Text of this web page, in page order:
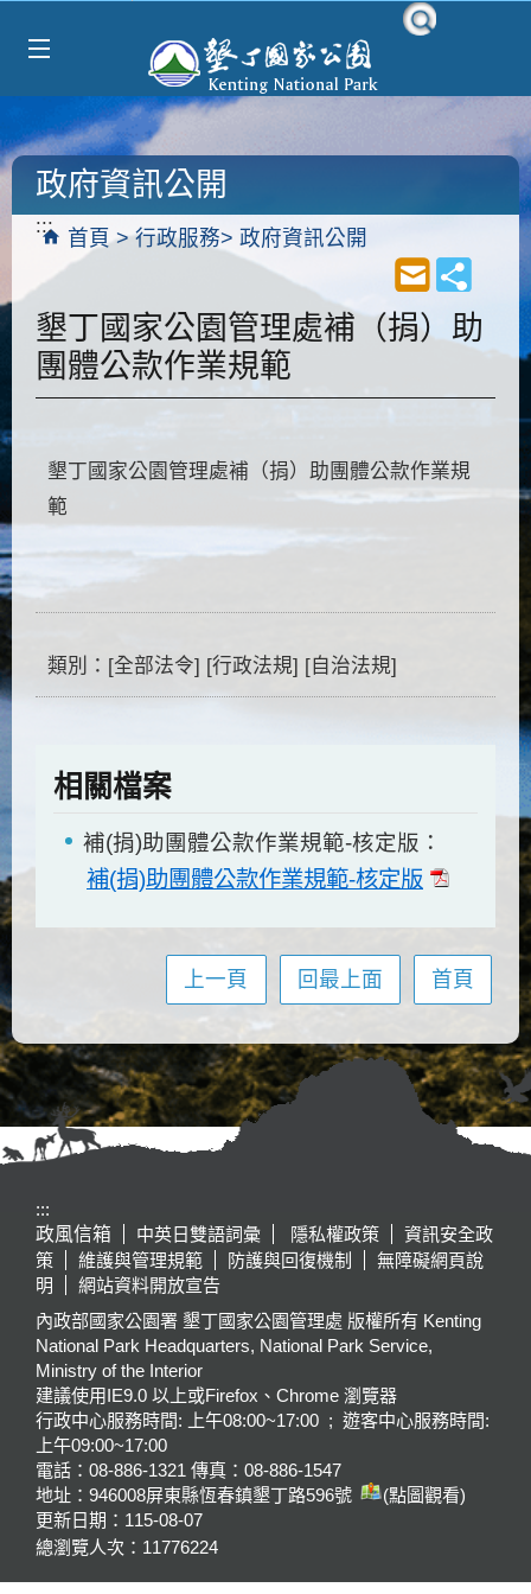
:::
首頁 行政服務 政府資訊公開
政府資訊公開
墾丁國家公園管理處補（捐）助
團體公款作業規範
墾丁國家公園管理處補（捐）助團體公款作業規
範
類別：[全部法令] [行政法規] [自治法規]
相關檔案
補(捐)助團體公款作業規範-核定版：
補(捐)助團體公款作業規範-核定版
上一頁 回最上面 首頁
:::
政風信箱
中英日雙語詞彙 隱私權政策
資訊安全政
策
維護與管理規範 防護與回復機制
無障礙網頁說
明
網站資料開放宣告
內政部國家公園署 墾丁國家公園管理處 版權所有 Kenting
National Park Headquarters, National Park Service,
Ministry of the Interior
建議使用IE9.0 以上或Firefox、Chrome 瀏覽器
行政中心服務時間: 上午08:00~17:00 ; 遊客中心服務時間:
上午09:00~17:00
電話：08-886-1321 傳真：08-886-1547
地址：946008屏東縣恆春鎮墾丁路596號
(點圖觀看)
更新日期： 115-08-07
總瀏覽人次： 11776224